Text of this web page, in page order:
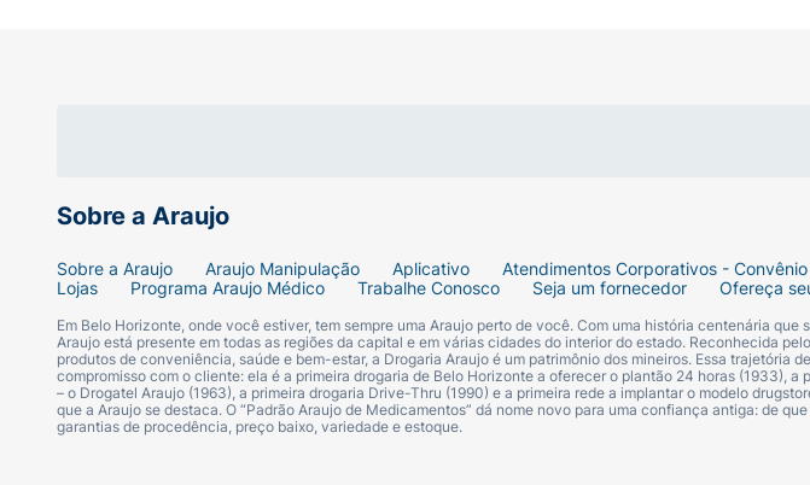
Sobre a Araujo
Sobre a Araujo Araujo Manipulação Aplicativo Atendimentos Corporativos - Convênio
Lojas
Programa Araujo Médico Trabalhe Conosco Seja um fornecedor Ofereça
Em Belo Horizonte, onde você estiver, tem sempre uma Araujo perto de você. Com uma história centenária
Araujo está presente em todas as regiões da capital e em várias cidades do interior do estado. Reconhecida
produtos de conveniência, saúde e bem-estar, a Drogaria Araujo é um patrimônio dos mineiros. Essa trajetória
compromisso com o cliente: ela é a primeira drogaria de Belo Horizonte a oferecer o plantão 24 horas (1933),
– o Drogatel Araujo (1963), a primeira drogaria Drive-Thru (1990) e a primeira rede a implantar o modelo
que a Araujo se destaca. O “Padrão Araujo de Medicamentos” dá nome novo para uma confiança antiga: de
garantias de procedência, preço baixo, variedade e estoque.